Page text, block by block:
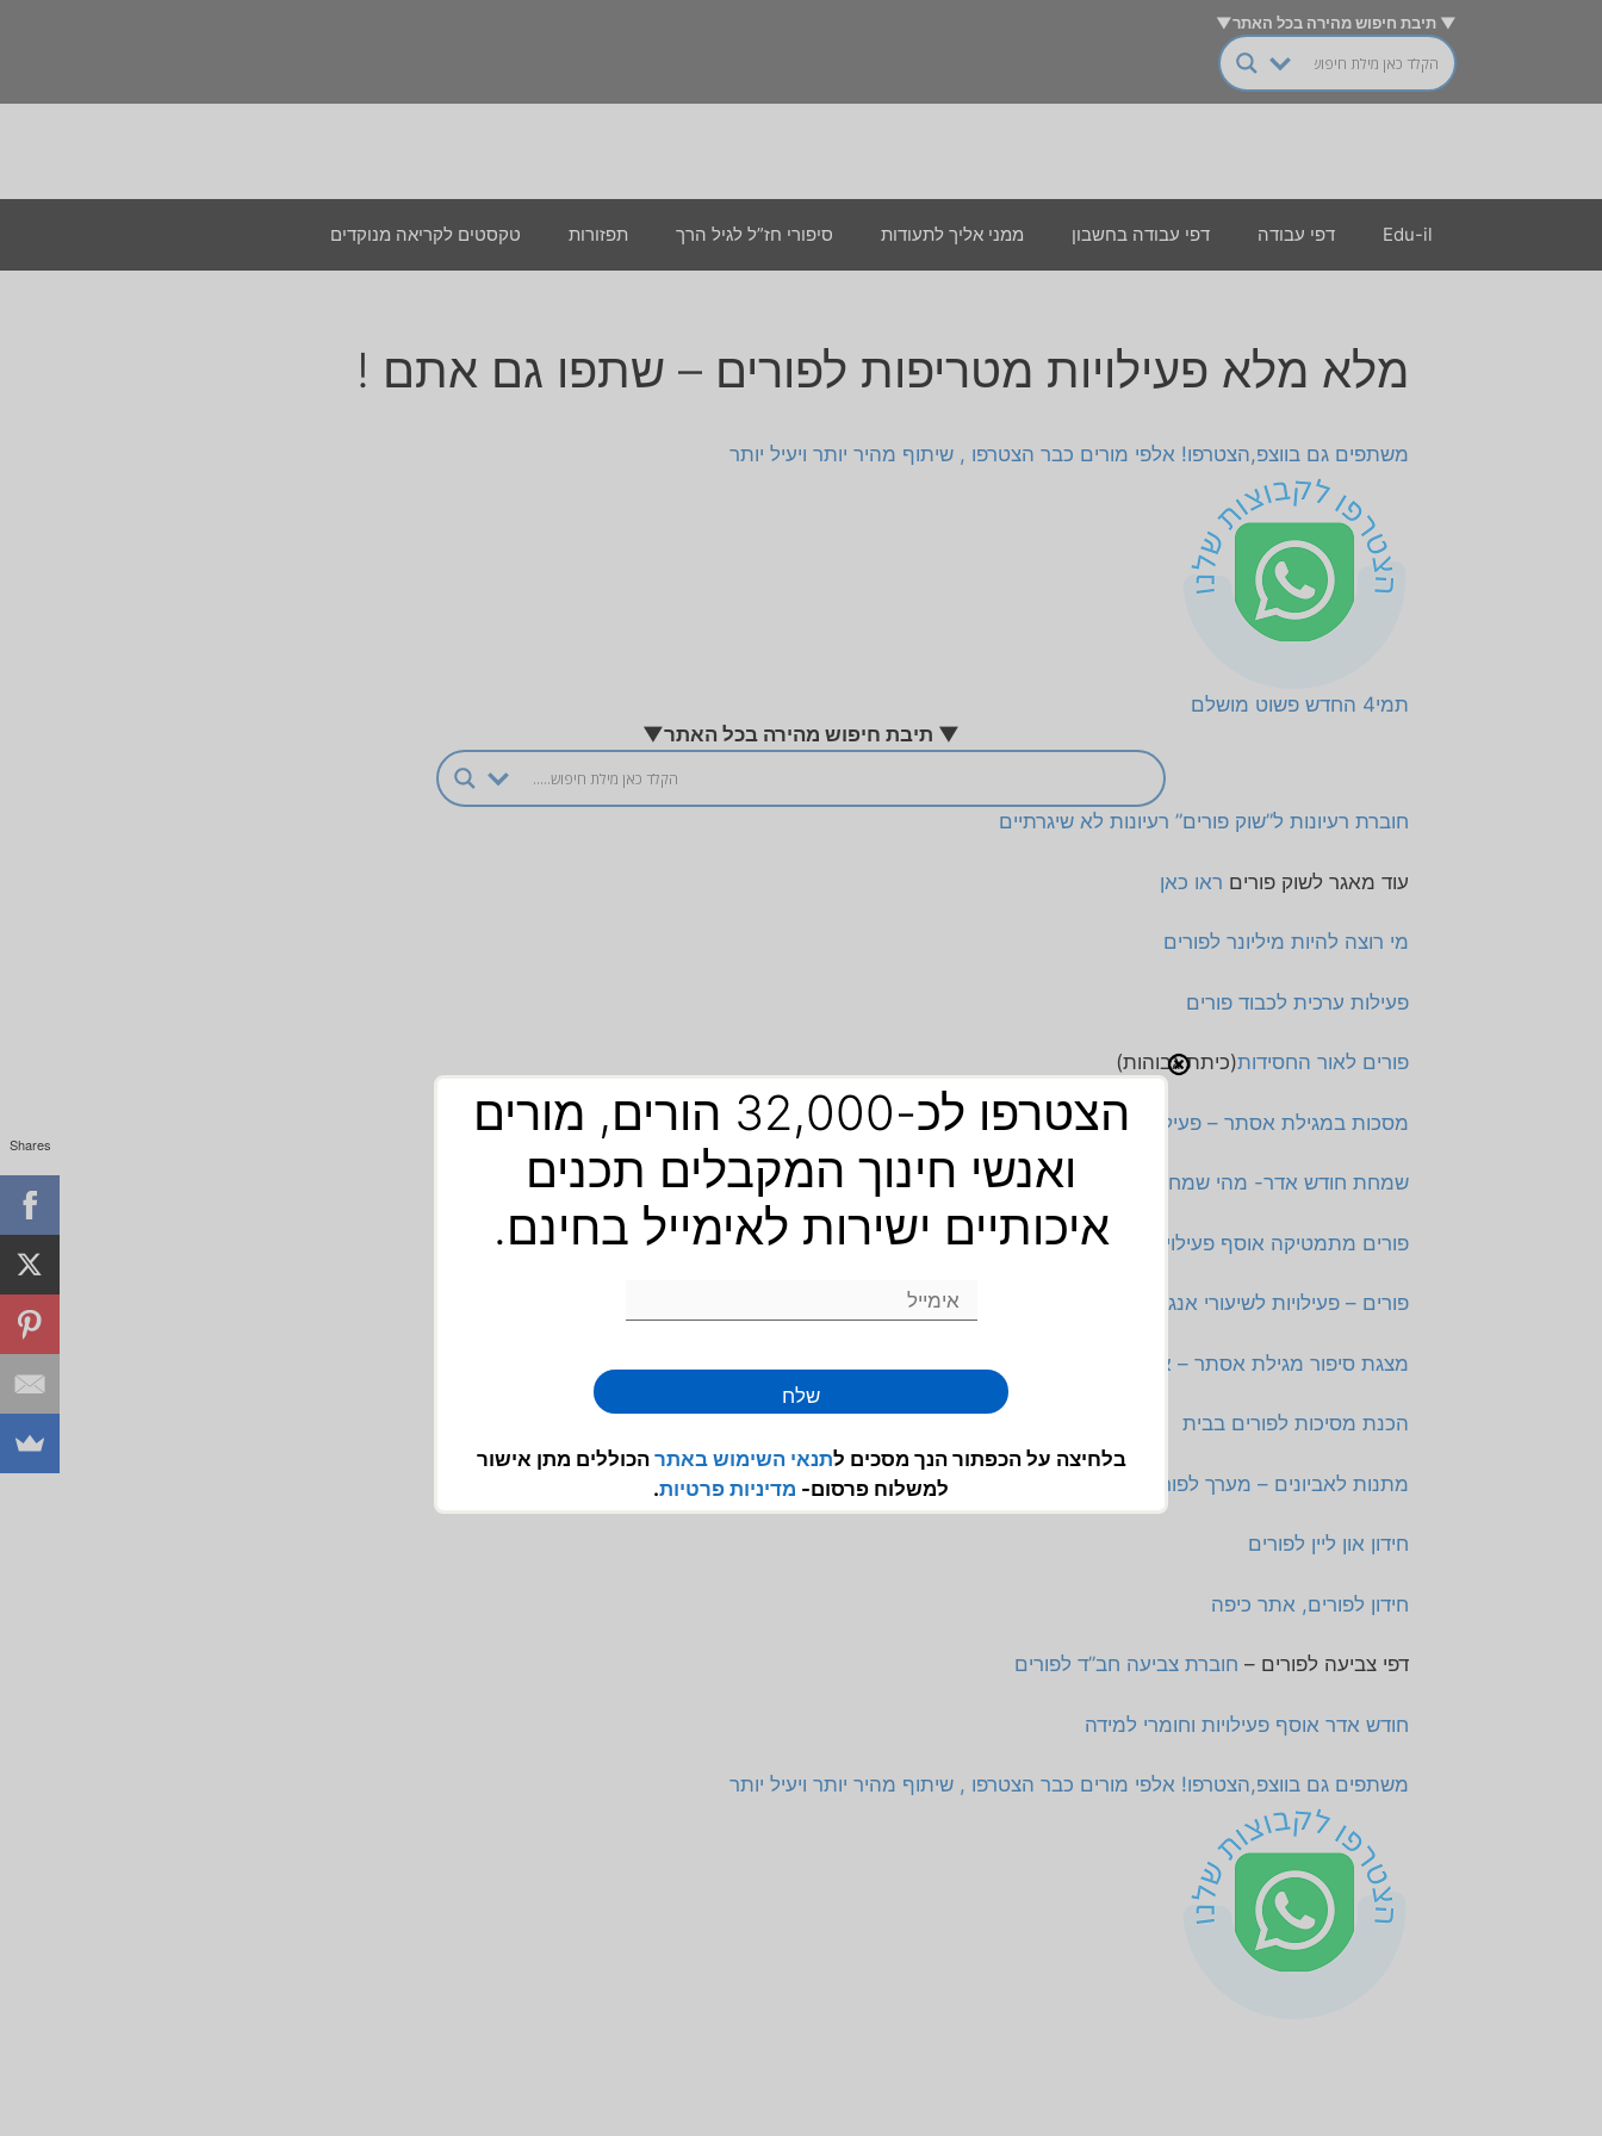
▼ תיבת חיפוש מהירה בכל האתר▼
Edu-il דפי עבודה דפי עבודה בחשבון ממני אליך לתעודות סיפורי חז”ל לגיל הרך תפזורות טקסטים לקריאה מנוקדים
מלא מלא פעילויות מטריפות לפורים – שתפו גם אתם !
משתפים גם בווצפ,הצטרפו! אלפי מורים כבר הצטרפו , שיתוף מהיר יותר ויעיל יותר
תמי4 החדש פשוט מושלם
▼ תיבת חיפוש מהירה בכל האתר▼
חוברת רעיונות ל”שוק פורים” רעיונות לא שיגרתיים
עוד מאגר לשוק פורים ראו כאן
מי רוצה להיות מיליונר לפורים
פעילות ערכית לכבוד פורים
פורים לאור החסידות(כיתת גבוהות)
מסכות במגילת אסתר – פעילויות כיפיות ומצחיקות סדנה כיפית
שמחת חודש אדר- מהי שמחה? כיצד מגיעים אליה? ועוד !
פורים מתמטיקה אוסף פעילויות לחודש אדר ולפורים סביב נושא פורים
פורים – פעילויות לשיעורי אנגלית
מצגת סיפור מגילת אסתר – אפשר להקרין באמצעות המקרן בכיתה הילדים אוהבים!
הכנת מסיכות לפורים בבית
מתנות לאביונים – מערך לפורים
חידון און ליין לפורים
חידון לפורים, אתר כיפה
דפי צביעה לפורים – חוברת צביעה חב”ד לפורים
חודש אדר אוסף פעילויות וחומרי למידה
משתפים גם בווצפ,הצטרפו! אלפי מורים כבר הצטרפו , שיתוף מהיר יותר ויעיל יותר
הצטרפו לכ-32,000 הורים, מורים
ואנשי חינוך המקבלים תכנים
איכותיים ישירות לאימייל בחינם.
שלח
בלחיצה על הכפתור הנך מסכים לתנאי השימוש באתר הכוללים מתן אישור
למשלוח פרסום- מדיניות פרטיות.
Shares